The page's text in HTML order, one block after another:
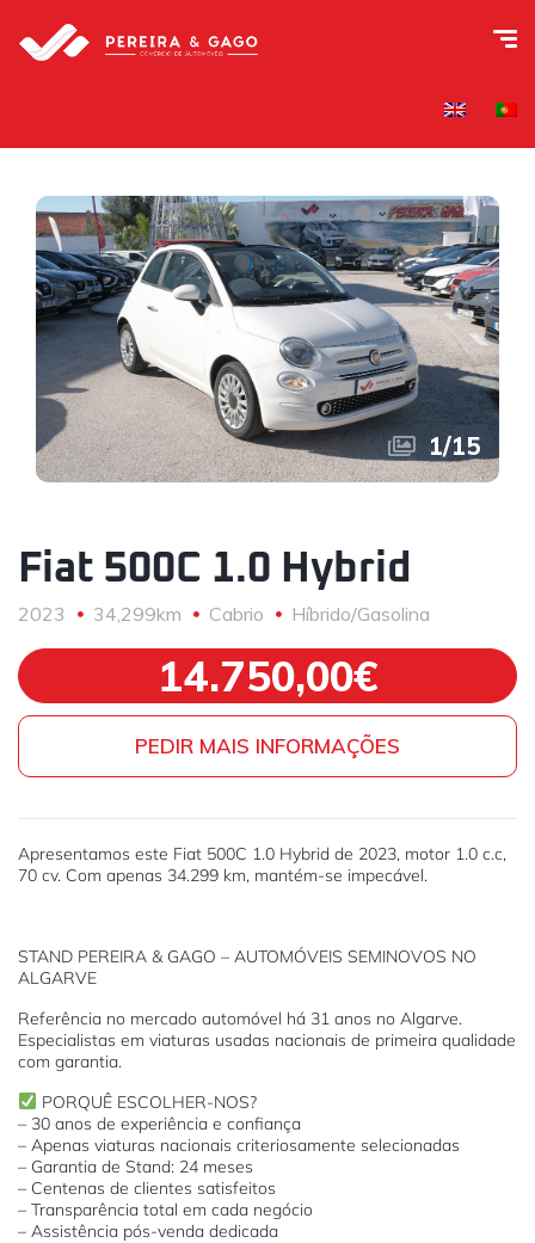
1/15
Fiat 500C 1.0 Hybrid
2023 34,299km Cabrio Híbrido/Gasolina
14.750,00€
PEDIR MAIS INFORMAÇÕES
Apresentamos este Fiat 500C 1.0 Hybrid de 2023, motor 1.0 c.c,
70 cv. Com apenas 34.299 km, mantém-se impecável.
STAND PEREIRA & GAGO – AUTOMÓVEIS SEMINOVOS NO
ALGARVE
Referência no mercado automóvel há 31 anos no Algarve.
Especialistas em viaturas usadas nacionais de primeira qualidade
com garantia.
PORQUÊ ESCOLHER-NOS?
– 30 anos de experiência e confiança
– Apenas viaturas nacionais criteriosamente selecionadas
– Garantia de Stand: 24 meses
– Centenas de clientes satisfeitos
– Transparência total em cada negócio
– Assistência pós-venda dedicada